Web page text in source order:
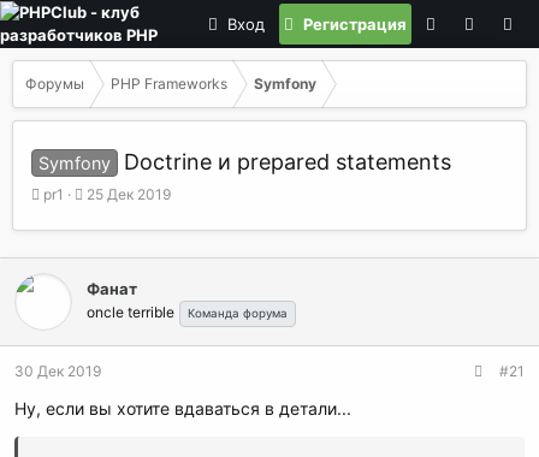
Вход Регистрация
Форумы PHP Frameworks Symfony
Symfony Doctrine и prepared statements
А
т
о
р
м
ы
pr1
Д
т
а
н
а
ч
а
л
25 Дек 2019
Фанат
oncle terrible Команда форума
30 Дек 2019 #21
Ну, если вы хотите вдаваться в детали...